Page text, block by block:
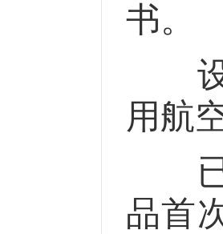
书。
设
用航
已
品首